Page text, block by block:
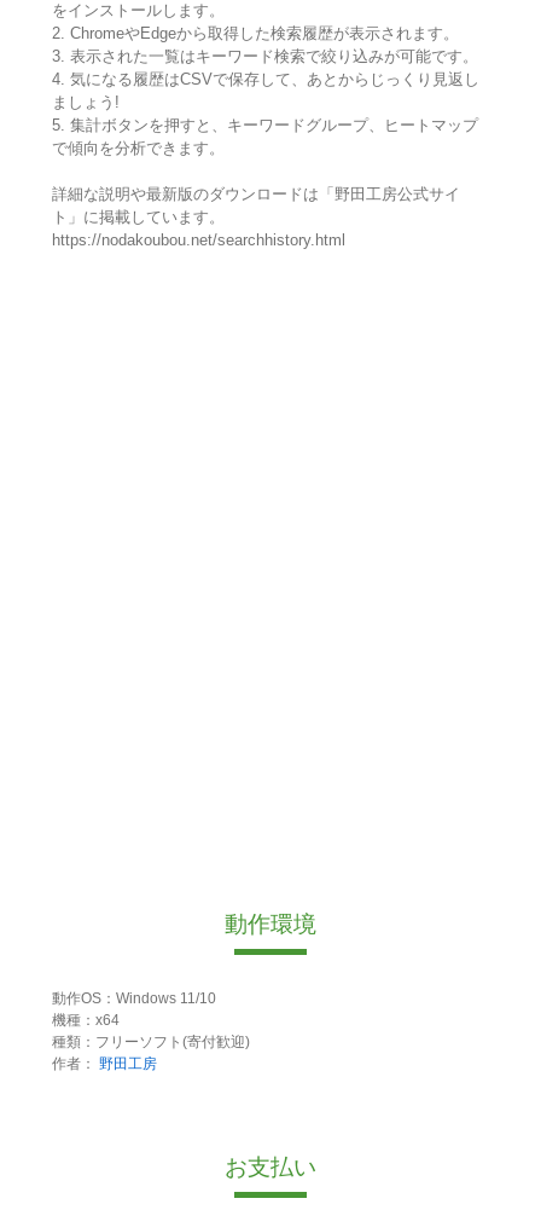
をインストールします。
2. ChromeやEdgeから取得した検索履歴が表示されます。
3. 表示された一覧はキーワード検索で絞り込みが可能です。
4. 気になる履歴はCSVで保存して、あとからじっくり見返し
ましょう!
5. 集計ボタンを押すと、キーワードグループ、ヒートマップ
で傾向を分析できます。
詳細な説明や最新版のダウンロードは「野田工房公式サイ
ト」に掲載しています。
https://nodakoubou.net/searchhistory.html
動作環境
動作OS：Windows 11/10
機種：x64
種類：フリーソフト(寄付歓迎)
作者： 野田工房
お支払い